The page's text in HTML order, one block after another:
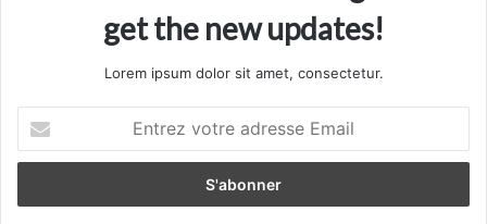
get the new updates!
Lorem ipsum dolor sit amet, consectetur.
votre
adresse